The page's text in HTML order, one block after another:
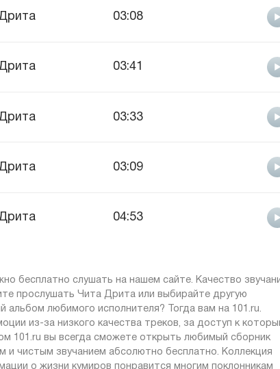
03:08
03:41
03:33
03:09
04:53
бесплатно слушать на нашем сайте. Качество
прослушать Чита Дрита или выбирайте другую
альбом любимого исполнителя? Тогда вам на 101.ru.
из-за низкого качества треков, за доступ к
101.ru вы всегда сможете открыть любимый сборник
и чистым звучанием абсолютно бесплатно. Коллекция
о жизни кумиров понравится многим поклонникам